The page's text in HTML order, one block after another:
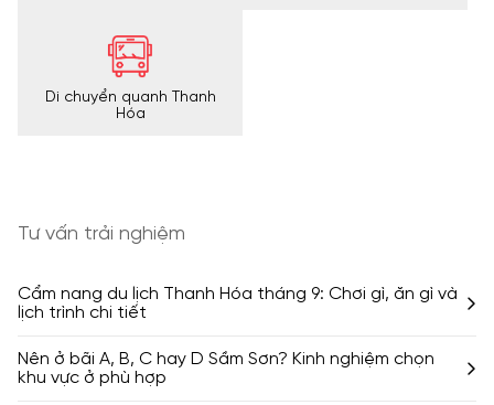
Di chuyển quanh Thanh
Hóa
Tư vấn trải nghiệm
Cẩm nang du lịch Thanh Hóa tháng 9: Chơi gì, ăn gì và
lịch trình chi tiết
Nên ở bãi A, B, C hay D Sầm Sơn? Kinh nghiệm chọn
khu vực ở phù hợp